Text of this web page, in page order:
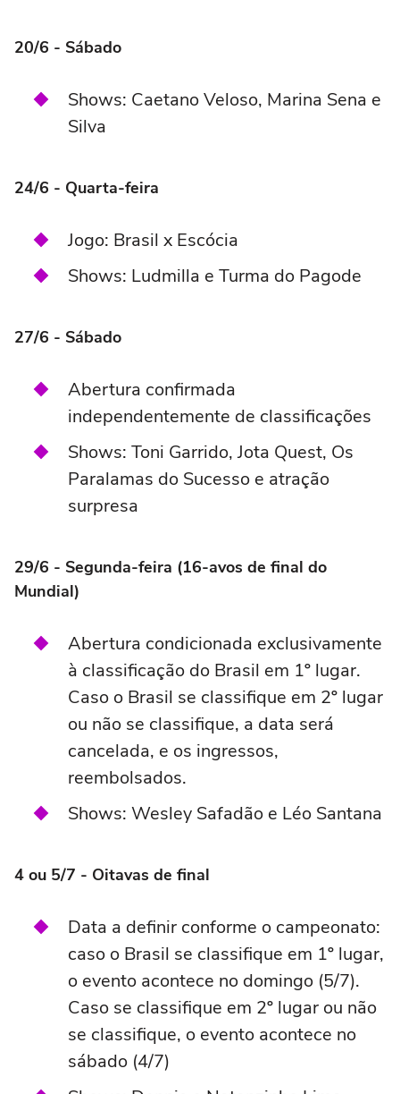
20/6 - Sábado
Shows: Caetano Veloso, Marina Sena e
Silva
24/6 - Quarta-feira
Jogo: Brasil x Escócia
Shows: Ludmilla e Turma do Pagode
27/6 - Sábado
Abertura confirmada
independentemente de classificações
Shows: Toni Garrido, Jota Quest, Os
Paralamas do Sucesso e atração
surpresa
29/6 - Segunda-feira (16-avos de final do
Mundial)
Abertura condicionada exclusivamente
à classificação do Brasil em 1º lugar.
Caso o Brasil se classifique em 2º lugar
ou não se classifique, a data será
cancelada, e os ingressos,
reembolsados.
Shows: Wesley Safadão e Léo Santana
4 ou 5/7 - Oitavas de final
Data a definir conforme o campeonato:
caso o Brasil se classifique em 1º lugar,
o evento acontece no domingo (5/7).
Caso se classifique em 2º lugar ou não
se classifique, o evento acontece no
sábado (4/7)